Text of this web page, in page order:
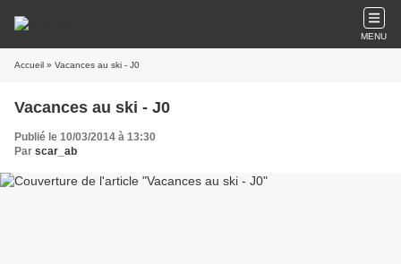
MENU
Accueil » Vacances au ski - J0
Vacances au ski - J0
Publié le 10/03/2014 à 13:30
Par scar_ab